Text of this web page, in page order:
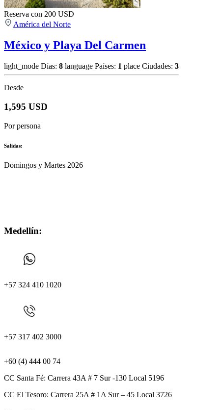
Reserva con 200 USD
América del Norte
México y Playa Del Carmen
light_mode Días: 8 language Países: 1 place Ciudades: 3
Desde
1,595 USD
Por persona
Salidas:
Domingos y Martes 2026
Medellín:
+57 324 410 1020
+57 317 402 3000
+60 (4) 444 00 74
CC Santa Fé: Carrera 43A # 7 Sur -130 Local 5196
CC El Tesoro: Carrera 25A # 1A Sur – 45 Local 3726